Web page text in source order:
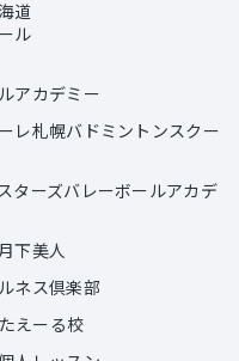
道
ル
アカデミー
レ札幌バドミントンスクー
ターズバレーボールアカデ
下美人
ネス倶楽部
えーる校